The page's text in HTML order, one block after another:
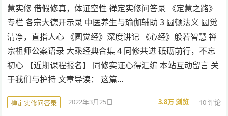
慧实修 借假修真，体证空性 禅定实修问答录 《定慧之路》
专栏 各宗大德开示录 中医养生与瑜伽辅助 3 圆顿法义 圆觉
清净，直指人心 《圆觉经》深度讲记 《心经》般若智慧 禅
宗祖师公案语录 大乘经典合集 4 同修共进 砥砺前行，不忘
初心 【近期课程报名】 同修实证心得汇编 本站互动留言 关
于我们与护持 文章导读： 这篇…
禅定实修问答录 2022年3月25日 3.8万浏览 10 评论